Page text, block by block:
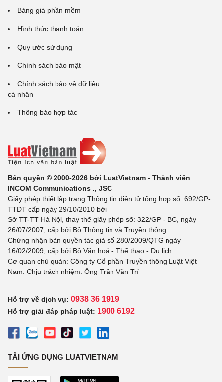
Bảng giá phần mềm
Hình thức thanh toán
Quy ước sử dụng
Chính sách bảo mật
Chính sách bảo vệ dữ liệu
cá nhân
Thông báo hợp tác
Bản quyền © 2000-2026 bởi LuatVietnam - Thành viên
INCOM Communications ., JSC
Giấy phép thiết lập trang Thông tin điện tử tổng hợp số: 692/GP-
TTĐT cấp ngày 29/10/2010 bởi
Sở TT-TT Hà Nội, thay thế giấy phép số: 322/GP - BC, ngày
26/07/2007, cấp bởi Bộ Thông tin và Truyền thông
Chứng nhận bản quyền tác giả số 280/2009/QTG ngày
16/02/2009, cấp bởi Bộ Văn hoá - Thể thao - Du lịch
Cơ quan chủ quản: Công ty Cổ phần Truyền thông Luật Việt
Nam. Chịu trách nhiệm: Ông Trần Văn Trí
Hỗ trợ về dịch vụ: 0938 36 1919
Hỗ trợ giải đáp pháp luật: 1900 6192
TẢI ỨNG DỤNG LUATVIETNAM